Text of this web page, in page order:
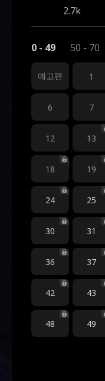
2.7k
0 - 49 50 - 70
예고편 1
6 7
12 13
18 19
24 25
30 31
36 37
42 43
48 49